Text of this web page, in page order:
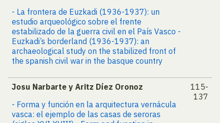
- La frontera de Euzkadi (1936-1937): un
estudio arqueológico sobre el frente
estabilizado de la guerra civil en el País Vasco -
Euzkadi’s borderland (1936-1937): an
archaeological study on the stabilized front of
the spanish civil war in the basque country
Josu Narbarte y Aritz Díez Oronoz
- Forma y función en la arquitectura vernácula
vasca: el ejemplo de las casas de seroras
115-
137